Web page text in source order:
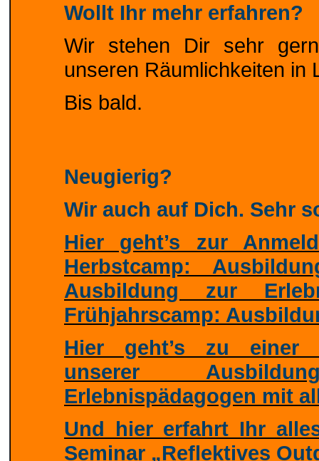
Wollt Ihr mehr erfahren?
Wir stehen Dir sehr
unseren Räumlichkeiten in
Bis bald.
Neugierig?
Wir auch auf Dich. Sehr
Hier geht’s zur
Herbstcamp:
Ausbildung zur
Frühjahrscamp:
Hier geht’s zu einer
unserer
Erlebnispädagogen mit
Und hier erfahrt Ihr
Seminar „Reflektives